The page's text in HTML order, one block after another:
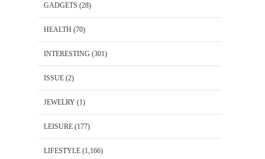
GADGETS (28)
HEALTH (70)
INTERESTING (301)
ISSUE (2)
JEWELRY (1)
LEISURE (177)
LIFESTYLE (1,166)